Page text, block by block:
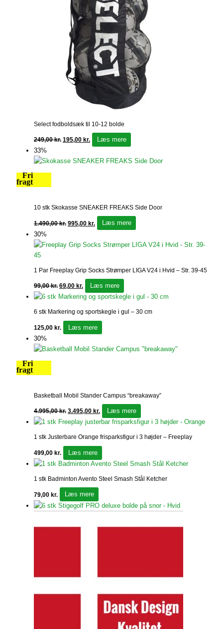
Select fodboldsæk til 10-12 bolde
249,00kr. 195,00 kr.
Læs mere
33%
Fri
fragt
10 stk Skokasse SNEAKER FREAKS Side Door
1.490,00kr. 995,00 kr.
Læs mere
30%
1 Par Freeplay Grip Socks Strømper LIGA V24 i Hvid – Str. 39-45
99,00kr. 69,00 kr. Læs mere
6 stk Markering og sportskegle i gul – 30 cm
125,00 kr.
Læs mere
30%
Fri
fragt
Basketball Mobil Stander Campus “breakaway”
4.995,00kr. 3.495,00 kr. Læs mere
1 stk Justerbare Orange frisparksfigur i 3 højder – Freeplay
499,00 kr. Læs mere
1 stk Badminton Avento Steel Smash Stål Ketcher
79,00 kr. Læs mere